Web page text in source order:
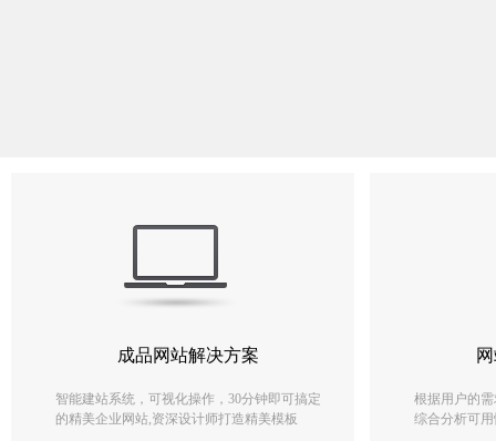
成品网站解决方案
智能建站系统，可视化操作，30分钟即可搞定
的精美企业网站,资深设计师打造精美模板
成品网
智能建站系统，可视化
的精美企业网站,资深
根据用户的
综合分析可用